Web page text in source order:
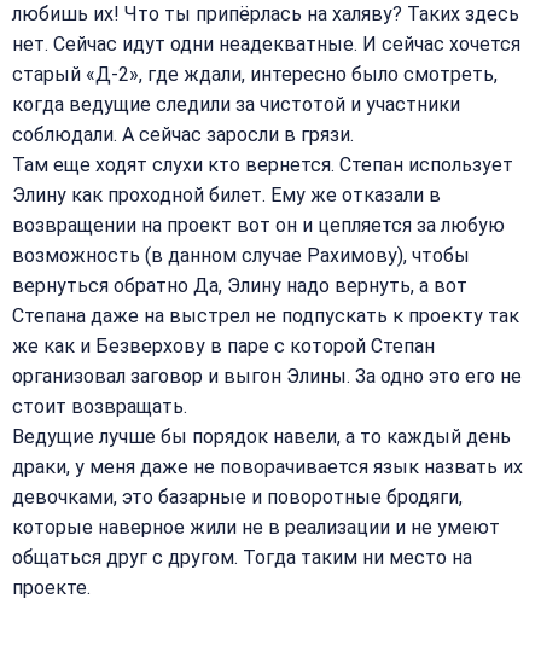
любишь их! Что ты припёрлась на халяву? Таких здесь
нет. Сейчас идут одни неадекватные. И сейчас хочется
старый «Д‑2», где ждали, интересно было смотреть,
когда ведущие следили за чистотой и участники
соблюдали. А сейчас заросли в грязи.
Там еще ходят слухи кто вернется. Степан использует
Элину как проходной билет. Ему же отказали в
возвращении на проект вот он и цепляется за любую
возможность (в данном случае Рахимову), чтобы
вернуться обратно Да, Элину надо вернуть, а вот
Степана даже на выстрел не подпускать к проекту так
же как и Безверхову в паре с которой Степан
организовал заговор и выгон Элины. За одно это его не
стоит возвращать.
Ведущие лучше бы порядок навели, а то каждый день
драки, у меня даже не поворачивается язык назвать их
девочками, это базарные и поворотные бродяги,
которые наверное жили не в реализации и не умеют
общаться друг с другом. Тогда таким ни место на
проекте.